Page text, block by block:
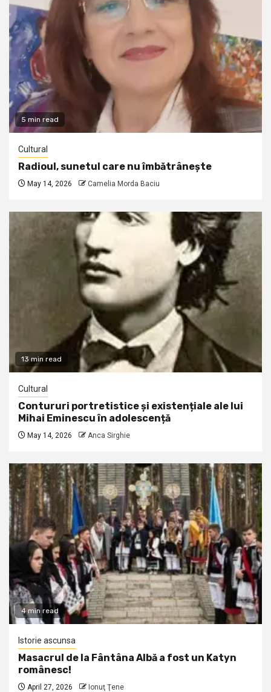
5 min read
Cultural
Radioul, sunetul care nu îmbătrânește
May 14, 2026 Camelia Morda Baciu
13 min read
Cultural
Contururi portretistice și existențiale ale lui
Mihai Eminescu în adolescență
May 14, 2026 Anca Sirghie
4 min read
Istorie ascunsa
Masacrul de la Fântâna Albă a fost un Katyn
românesc!
April 27, 2026 Ionuţ Ţene